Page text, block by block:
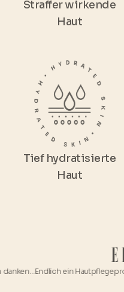
Straffer wirkende
Haut
Tief hydratisierte
Haut
Endlich ein